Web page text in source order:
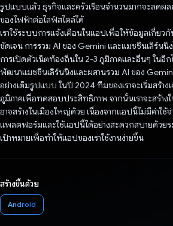
รูปแบบแล้ว ธุรกิจและครัวเรือนจำนวนมากจะลดผ
ของไฟฟ้าต่อไลฟ์สไตล์ได้
เราใช้ระบบการแจ้งเตือนในแอปเพื่อให้ข้อมูลเกี่ยว
ชัดเจน การรวม AI ของ Gemini และแมชชีนเลิร์นนิ
การเปิดตัวเน็ตท้องถิ่นใน 2-3 ภูมิภาคและอื่นๆ ในอีก
พัฒนาแมชชีนเลิร์นนิงและผสานรวม AI ของ
อย่างเต็มรูปแบบ ในปี 2024 ทีมของเราจะเริ่มสร้า
ภูมิภาคเพื่อทดสอบประสิทธิภาพ จากนั้นเราจะสร้าง
อาจสร้างในเมืองใหญ่ด้วย เนื่องจากแอปนี้ไม่มีค่าใช้
แพลตฟอร์มและใช้แอปนี้ได้อย่างสะดวกสบายด้วย
เป้าหมายเพื่อทำให้แอปของเราใช้งานง่ายขึ้น
สร้างขึ้นด้วย
Android